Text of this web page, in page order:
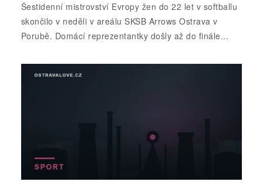
Šestidenní mistrovství Evropy žen do 22 let v softballu
skončilo v neděli v areálu SKSB Arrows Ostrava v
Porubě. Domácí reprezentantky došly až do finále...